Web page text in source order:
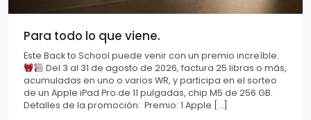
Para todo lo que viene.
Este Back to School puede venir con un premio increíble.
Del 3 al 31 de agosto de 2026, factura 25 libras o más,
acumuladas en uno o varios WR, y participa en el sorteo
de un Apple iPad Pro de 11 pulgadas, chip M5 de 256 GB.
Detalles de la promoción: Premio: 1 Apple […]